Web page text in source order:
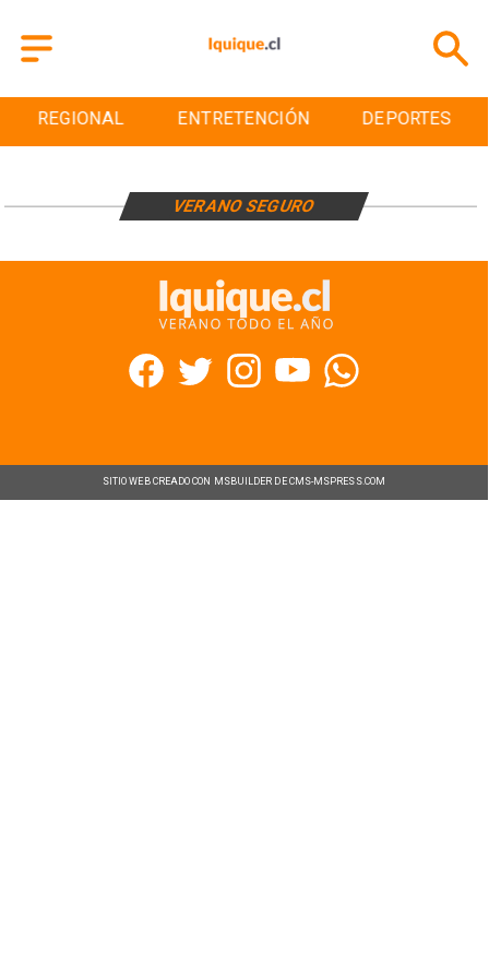
REGIONAL ENTRETENCIÓN DEPORTES
VERANO SEGURO
SITIO WEB CREADO CON MSBUILDER DE CMS-MSPRESS.COM